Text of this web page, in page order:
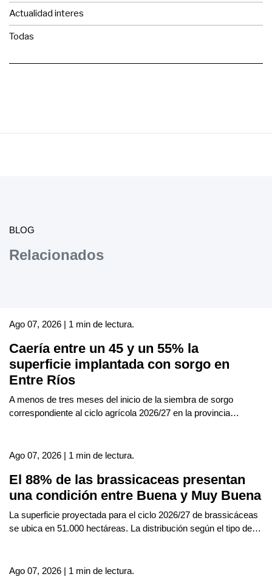
Actualidad interes
Todas
BLOG
Relacionados
Ago 07, 2026 | 1 min de lectura.
Caería entre un 45 y un 55% la
superficie implantada con sorgo en
Entre Ríos
A menos de tres meses del inicio de la siembra de sorgo
correspondiente al ciclo agrícola 2026/27 en la provincia…
Ago 07, 2026 | 1 min de lectura.
El 88% de las brassicaceas presentan
una condición entre Buena y Muy Buena
La superficie proyectada para el ciclo 2026/27 de brassicáceas
se ubica en 51.000 hectáreas. La distribución según el tipo de…
Ago 07, 2026 | 1 min de lectura.